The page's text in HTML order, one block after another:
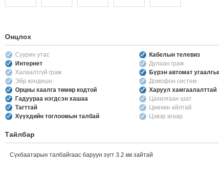
Онцлох
Суурин утас
Кабелын телевиз
Интернет
Дулаан граж
Халаалтгүй граж
Бүрэн автомат
Эйр кондешн
Домофон систем
Орцны хаалга төмөр кодтой
Харуул хамгаалалттай
Гадуураа нэгдсэн хашаа
Цахилгаан шат
Тагттай
Цөөхөн айлтай
Хүүхдийн тоглоомын талбай
Цэвэр агаар
Тайлбар
Сүхбаатарын талбайгаас баруун зүгт 3.2 км зайтай